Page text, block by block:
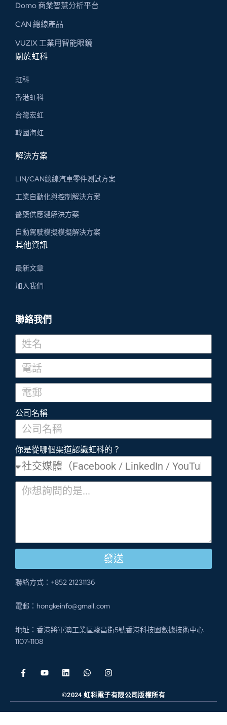
Domo 商業智慧分析平台
CAN 總線​產品
VUZIX 工業用智能眼鏡
關於虹科
虹科
香港虹科
台灣宏虹
韓國海虹
解決方案
LIN/CAN總線汽車零件測試方案
工業自動化與控制解決方案
醫藥供應鏈解決方案
自動駕駛模擬模擬解決方案
其他資訊
最新文章
加入我們
聯絡我們
公司名稱
你是從哪個渠道認識虹科的？
發送
聯絡方式：+852 21231136
電郵：hongkeinfo@gmail.com
地址：香港將軍澳工業區駿昌街5號香港科技園數據技術中心
1107-1108
©2024 虹科電子有限公司版權所有